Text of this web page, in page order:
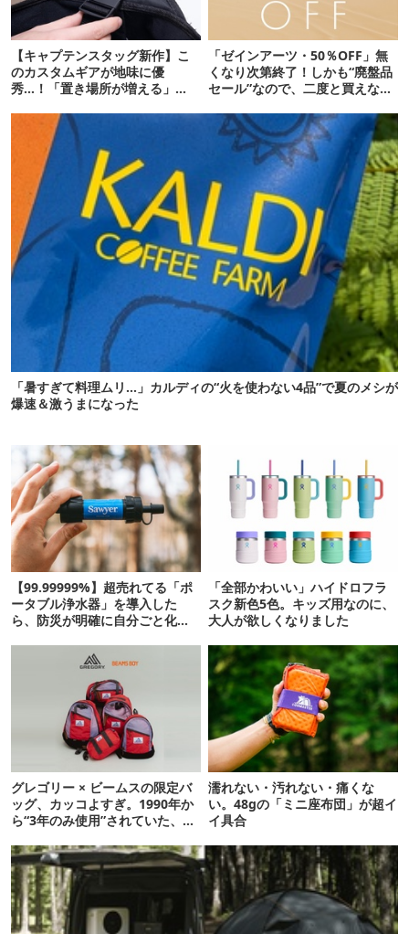
【キャプテンスタッグ新作】こ
のカスタムギアが地味に優
秀…！「置き場所が増える」
「ゼインアーツ・50％OFF」無
くなり次第終了！しかも“廃盤品
セール”なので、二度と買えない
「暑すぎて料理ムリ…」カルディの“火を使わない4品”で夏のメシが
爆速＆激うまになった
【99.99999%】超売れてる「ポ
ータブル浄水器」を導入した
ら、防災が明確に自分ごと化し
「全部かわいい」ハイドロフラ
スク新色5色。キッズ用なのに、
大人が欲しくなりました
グレゴリー × ビームスの限定バ
ッグ、カッコよすぎ。1990年か
ら“3年のみ使用”されていた、紫
濡れない・汚れない・痛くな
い。48gの「ミニ座布団」が超イ
イ具合